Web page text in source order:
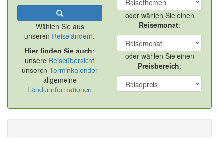
Wählen Sie aus
unseren Reiseländern.
Hier finden Sie auch:
unsere Reiseübersicht
unseren Terminkalender
allgemeine
Länderinformationen
oder wählen Sie einen
Reisemonat:
oder wählen Sie einen
Preisbereich: